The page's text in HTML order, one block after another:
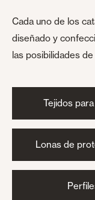
Cada uno de los
diseñado y
las posibilidades
Tejidos
Lonas de